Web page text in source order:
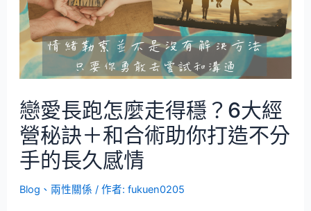
戀愛長跑怎麼走得穩？6大經
營秘訣＋和合術助你打造不分
手的長久感情
Blog 、 兩性關係 / 作者:fukuen0205